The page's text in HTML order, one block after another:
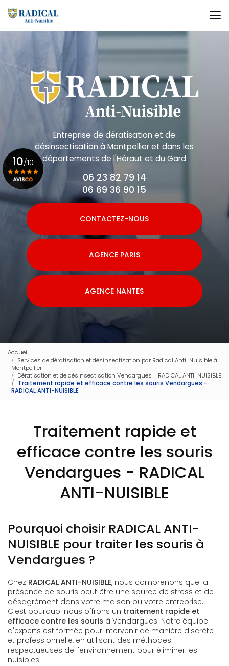
au
contenu
principal
Entreprise de dératisation et de
désinsectisationà Montpellier et dans les
départements de l'Héraut et du Gard
06 23 82 79 14
06 69 36 90 15
CONTACTEZ-NOUS
AGENCE PARIS
AGENCE NANTES
10/10
Voir le certificat
Accueil
Services de dératisation et désinsectisation par Radical Anti-Nuisible à
Montpellier
Dératisation et de désinsectisation Vendargues - RADICAL ANTI-NUISIBLE
Traitement rapide et efficace contre les souris Vendargues -
RADICAL ANTI-NUISIBLE
Traitement rapide et
efficace contre les souris
Vendargues - RADICAL
ANTI-NUISIBLE
Pourquoi choisir RADICAL ANTI-
NUISIBLE pour traiter les souris à
Vendargues ?
Chez RADICAL ANTI-NUISIBLE, nous comprenons que la
présence de souris peut être une source de stress et de
désagrément dans votre maison ou votre entreprise.
C'est pourquoi nous offrons un traitement rapide et
efficace contre les souris à Vendargues. Notre équipe
d'experts est formée pour intervenir de manière discrète
et professionnelle, en utilisant des méthodes
respectueuses de l'environnement pour éliminer les
nuisibles.